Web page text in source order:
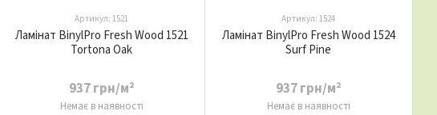
Артикул: 1521
Ламінат BinylPro Fresh Wood 1521
Tortona Oak
937 грн/м²
Немає в наявності
Артикул: 1524
Ламінат BinylPro Fresh Wood 1524
Surf Pine
937 грн/м²
Немає в наявності